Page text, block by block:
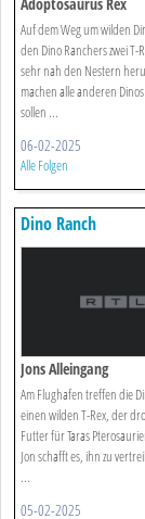
Adoptosaurus Rex
Auf dem Weg um wilden
den Dino Ranchers zwei T-
sehr nah den Nestern
machen alle anderen
sollen ...
06-02-2025
Alle Folgen
Dino Ranch
Jons Alleingang
Am Flughafen treffen die
einen wilden T-Rex, der
Futter für Taras
Jon schafft es, ihn zu
...
05-02-2025